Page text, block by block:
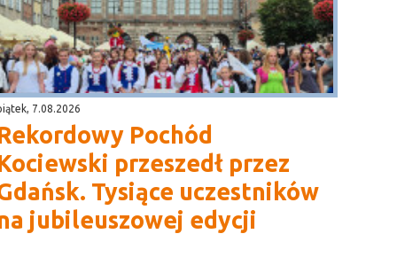
7.08.2026
Pochód
przeszedł przez
Tysiące uczestników
jubileuszowej edycji